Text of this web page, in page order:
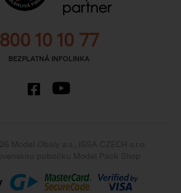
800 10 10 77
BEZPLATNÁ INFOLINKA